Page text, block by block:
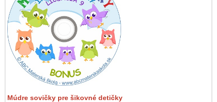
Múdre sovičky pre šikovné detičky